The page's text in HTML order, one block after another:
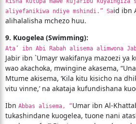
aliyefanikiwa ndiye mshindi.” Said ibn
alihalalisha mchezo huu.
9. Kuogelea (Swimming):
Ata’ ibn Abi Rabah alisema alimwona
Jabir ibn `Umayr wakifanya mazoezi ya
wao akachoka, mwingine akasema,
Mtume akisema, ‘Kila kitu kisicho na
vitu vinne,’ na akataja kufundishana
Ibn Abbas alisema, “Umar ibn Al-
tukashindane kuogelea, tuone nani